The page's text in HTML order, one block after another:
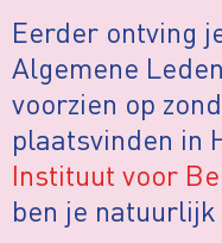
Eerder ontving
Algemene
voorzien op
plaatsvinden in
Instituut voor
ben je